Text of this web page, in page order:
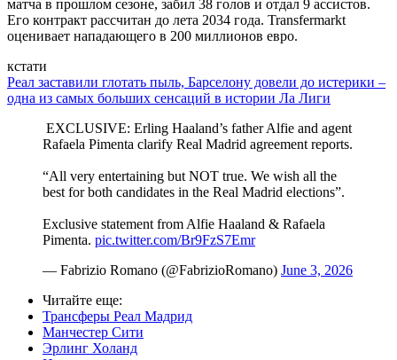
матча в прошлом сезоне, забил 38 голов и отдал 9 ассистов.
Его контракт рассчитан до лета 2034 года. Transfermarkt
оценивает нападающего в 200 миллионов евро.
кстати
Реал заставили глотать пыль, Барселону довели до истерики –
одна из самых больших сенсаций в истории Ла Лиги
️ EXCLUSIVE: Erling Haaland’s father Alfie and agent
Rafaela Pimenta clarify Real Madrid agreement reports.
“All very entertaining but NOT true. We wish all the
best for both candidates in the Real Madrid elections”.
Exclusive statement from Alfie Haaland & Rafaela
Pimenta. pic.twitter.com/Br9FzS7Emr
— Fabrizio Romano (@FabrizioRomano) June 3, 2026
Читайте еще:
Трансферы Реал Мадрид
Манчестер Сити
Эрлинг Холанд